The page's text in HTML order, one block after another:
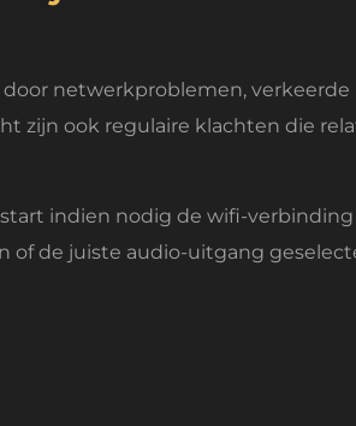
netwerkproblemen, verkeerde
zijn ook regulaire klachten die
indien nodig de wifi-verbinding
de juiste audio-uitgang